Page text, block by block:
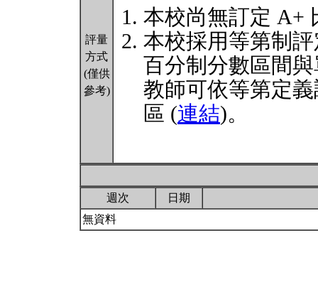
評量
方式
(僅供
參考)
本校尚無訂定 A+
本校採用等第制
百分制分數區間
教師可依等第定
區 (連結)。
週次
日期
無資料